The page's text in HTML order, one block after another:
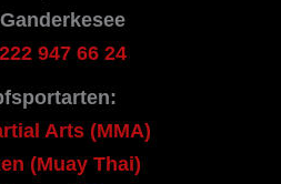
947 66 24
Arts (MMA)
(Muay Thai)